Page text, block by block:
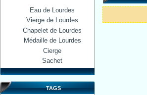
Eau de Lourdes
Vierge de Lourdes
Chapelet de Lourdes
Médaille de Lourdes
Cierge
Sachet
TAGS